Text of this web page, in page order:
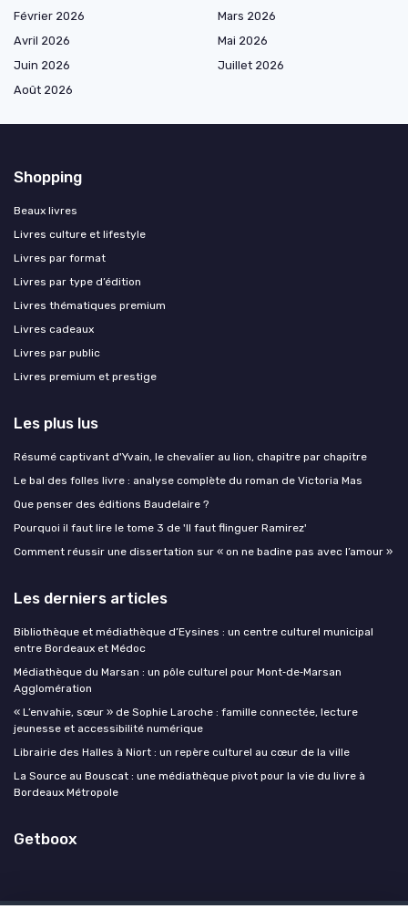
Février 2026
Mars 2026
Avril 2026
Mai 2026
Juin 2026
Juillet 2026
Août 2026
Shopping
Beaux livres
Livres culture et lifestyle
Livres par format
Livres par type d’édition
Livres thématiques premium
Livres cadeaux
Livres par public
Livres premium et prestige
Les plus lus
Résumé captivant d'Yvain, le chevalier au lion, chapitre par chapitre
Le bal des folles livre : analyse complète du roman de Victoria Mas
Que penser des éditions Baudelaire ?
Pourquoi il faut lire le tome 3 de 'Il faut flinguer Ramirez'
Comment réussir une dissertation sur « on ne badine pas avec l’amour »
Les derniers articles
Bibliothèque et médiathèque d’Eysines : un centre culturel municipal
entre Bordeaux et Médoc
Médiathèque du Marsan : un pôle culturel pour Mont‑de‑Marsan
Agglomération
« L’envahie, sœur » de Sophie Laroche : famille connectée, lecture
jeunesse et accessibilité numérique
Librairie des Halles à Niort : un repère culturel au cœur de la ville
La Source au Bouscat : une médiathèque pivot pour la vie du livre à
Bordeaux Métropole
Getboox